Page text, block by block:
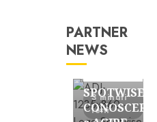
PARTNER
NEWS
3 minuti
letti
FREE
SPOTWISE:
CONOSCERE